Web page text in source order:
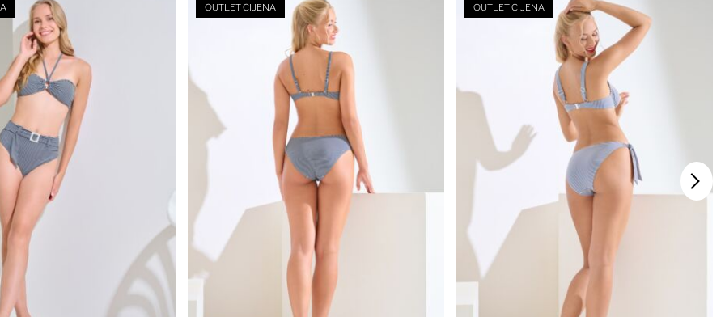
OUTLET CIJENA OUTLET CIJENA